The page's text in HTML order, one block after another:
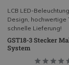
LCB LED-
Design, hochwertige
schnelle Lieferung!
GST18-3 Stecker
System